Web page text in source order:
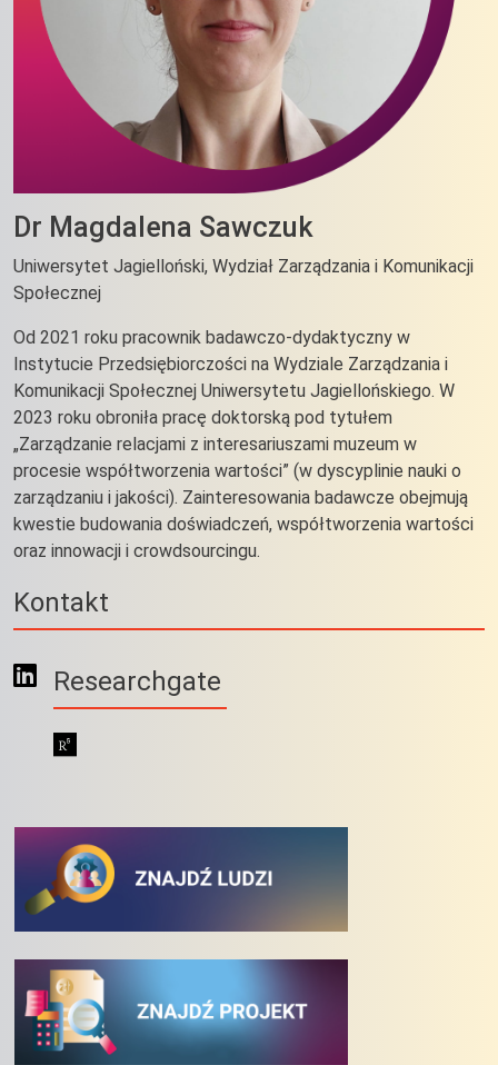
Dr Magdalena Sawczuk
Uniwersytet Jagielloński, Wydział Zarządzania i Komunikacji
Społecznej
Od 2021 roku pracownik badawczo-dydaktyczny w
Instytucie Przedsiębiorczości na Wydziale Zarządzania i
Komunikacji Społecznej Uniwersytetu Jagiellońskiego. W
2023 roku obroniła pracę doktorską pod tytułem
„Zarządzanie relacjami z interesariuszami muzeum w
procesie współtworzenia wartości” (w dyscyplinie nauki o
zarządzaniu i jakości). Zainteresowania badawcze obejmują
kwestie budowania doświadczeń, współtworzenia wartości
oraz innowacji i crowdsourcingu.
Kontakt
Researchgate